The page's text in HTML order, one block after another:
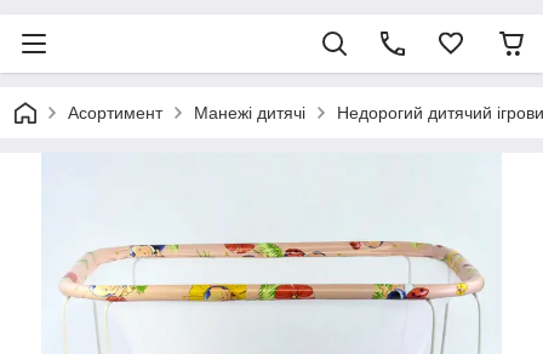
Асортимент Манежі дитячі Недорогий дитячий